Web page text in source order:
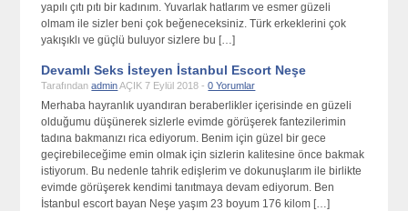
yapılı çıtı pıtı bir kadınım. Yuvarlak hatlarım ve esmer güzeli
olmam ile sizler beni çok beğeneceksiniz. Türk erkeklerini çok
yakışıklı ve güçlü buluyor sizlere bu […]
Devamlı Seks İsteyen İstanbul Escort Neşe
TarafındanadminAÇIK 7 Eylül 2018 -0 Yorumlar
Merhaba hayranlık uyandıran beraberlikler içerisinde en güzeli
olduğumu düşünerek sizlerle evimde görüşerek fantezilerimin
tadına bakmanızı rica ediyorum. Benim için güzel bir gece
geçirebileceğime emin olmak için sizlerin kalitesine önce bakmak
istiyorum. Bu nedenle tahrik edişlerim ve dokunuşlarım ile birlikte
evimde görüşerek kendimi tanıtmaya devam ediyorum. Ben
İstanbul escort bayan Neşe yaşım 23 boyum 176 kilom […]